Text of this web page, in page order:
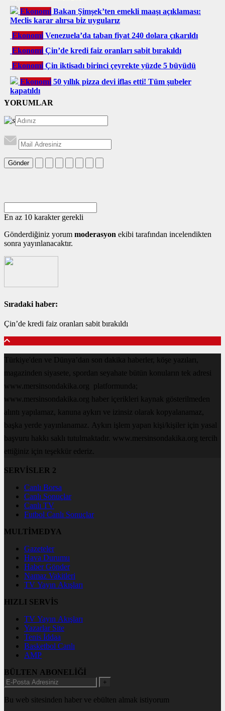
Ekonomi Bakan Şimşek’ten emekli maaşı açıklaması:
Meclis karar alırsa biz uygularız
Ekonomi Venezuela’da taban fiyat 240 dolara çıkarıldı
Ekonomi Çin’de kredi faiz oranları sabit bırakıldı
Ekonomi Çin iktisadı birinci çeyrekte yüzde 5 büyüdü
Ekonomi 50 yıllık pizza devi iflas etti! Tüm şubeler
kapatıldı
YORUMLAR
Gönder
En az 10 karakter gerekli
Gönderdiğiniz yorum moderasyon ekibi tarafından incelendikten
sonra yayınlanacaktır.
Sıradaki haber:
Çin’de kredi faiz oranları sabit bırakıldı
Türkiye'den ve Dünya’dan son dakika haberler, köşe yazıları,
magazinden siyasete, spordan seyahate bütün konuların tek adresi
www.mersinsondakika.org platformunda;
www.mersinsondakika.org haber içerikleri kaynak gösterilmeden
alıntı yapılamaz, kanuna aykırı ve izinsiz olarak kopyalanamaz,
başka yerde yayınlanamaz. Aykırı işlem yapan kişi/kişiler için yasal
başvuru hakkı saklı tutulmaktadır. www.mersinsondakika.org tercih
ettiğiniz için teşekkür ederiz.
SERVİSLER 2
Canlı Borsa
Canlı Sonuçlar
Canlı TV
Futbol Canlı Sonuçlar
MULTİMEDYA
Gazeteler
Hava Durumu
Haber Gönder
Namaz Vakitleri
TV Yayın Akışları
HIZLI SERVİS
TV Yayın Akışları
Yazarlar Site
Tenis İddaa
Basketbol Canlı
AMP
BÜLTEN ABONELİĞİ
+
Bu web sitesinden haber ve ebülten almak istiyorum